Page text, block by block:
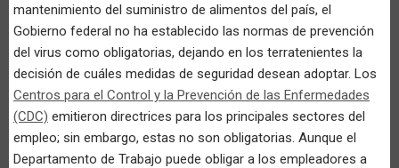
mantenimiento del suministro de alimentos del país, el
Gobierno federal no ha establecido las normas de prevención
del virus como obligatorias, dejando en los terratenientes la
decisión de cuáles medidas de seguridad desean adoptar. Los
Centros para el Control y la Prevención de las Enfermedades
(CDC) emitieron directrices para los principales sectores del
empleo; sin embargo, estas no son obligatorias. Aunque el
Departamento de Trabajo puede obligar a los empleadores a